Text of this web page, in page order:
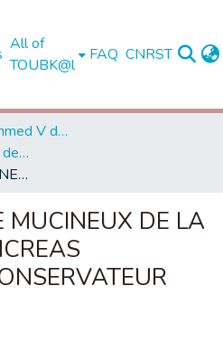
All of
TOUBK@l
FAQ CNRST
Université Mohammed V de Rabat
Faculté de Médecine et de Pharmacie - Rabat
CYSTADENOME MUCINEUX DE LA QUEUE DU PANCREAS TRAITEMENT CONSERVATEUR
MUCINEUX DE LA